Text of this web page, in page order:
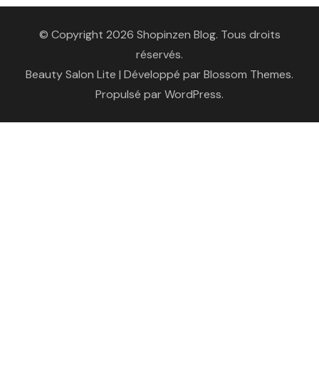
© Copyright 2026 Shopinzen Blog. Tous droits
réservés.
Beauty Salon Lite | Développé par Blossom Themes.
Propulsé par WordPress.